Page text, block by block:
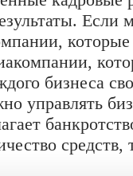
Если
бизнеса
управлять